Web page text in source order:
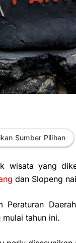
Sumber Pilihan
wisata yang
dan Slopeng
Peraturan
tahun ini.